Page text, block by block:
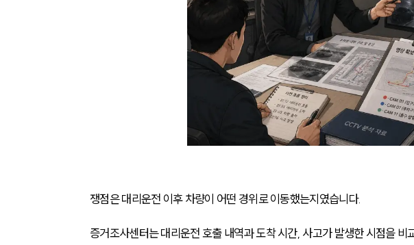
쟁점은 대리운전 이후 차량이 어떤 경위로 이동했는지였습니다.
증거조사센터는 대리운전 호출 내역과 도착 시간, 사고가 발생한 시점을 비